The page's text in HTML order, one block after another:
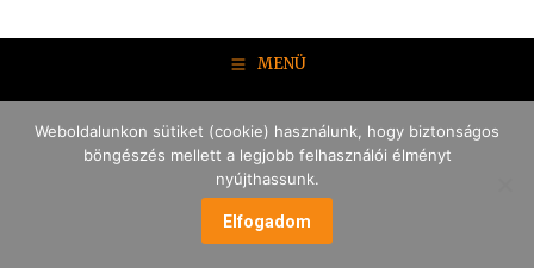
MENÜ
Weboldalunkon sütiket (cookie) használunk, hogy biztonságos
böngészés mellett a legjobb felhasználói élményt
nyújthassunk.
Elfogadom